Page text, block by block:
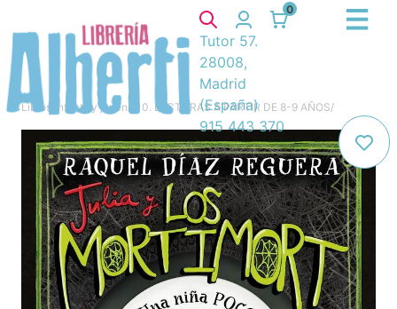
0
Tutor 57.
28008,
Madrid
(España)
915 443 370
Libros Infantil y juvenil 10. LECTURAS A PARTIR DE 8-9 AÑOS/